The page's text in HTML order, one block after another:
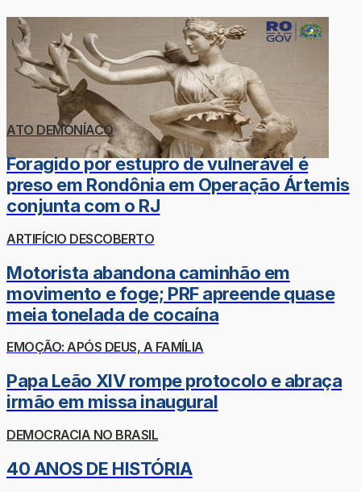
ATO DEMONÍACO
Foragido por estupro de vulnerável é
preso em Rondônia em Operação Ártemis
conjunta com o RJ
ARTIFÍCIO DESCOBERTO
Motorista abandona caminhão em
movimento e foge; PRF apreende quase
meia tonelada de cocaína
EMOÇÃO: APÓS DEUS, A FAMÍLIA
Papa Leão XIV rompe protocolo e abraça
irmão em missa inaugural
DEMOCRACIA NO BRASIL
40 ANOS DE HISTÓRIA